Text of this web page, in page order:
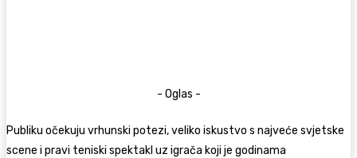
- Oglas -
Publiku očekuju vrhunski potezi, veliko iskustvo s najveće svjetske
scene i pravi teniski spektakl uz igrača koji je godinama